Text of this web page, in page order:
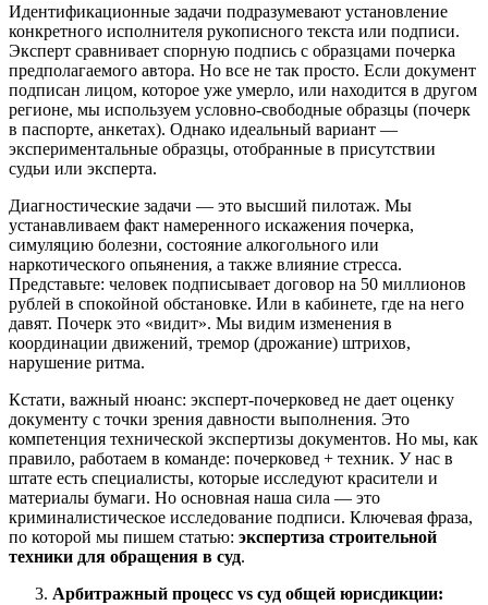
Идентификационные задачи подразумевают установление
конкретного исполнителя рукописного текста или подписи.
Эксперт сравнивает спорную подпись с образцами почерка
предполагаемого автора. Но все не так просто. Если документ
подписан лицом, которое уже умерло, или находится в другом
регионе, мы используем условно-свободные образцы (почерк
в паспорте, анкетах). Однако идеальный вариант —
экспериментальные образцы, отобранные в присутствии
судьи или эксперта.
Диагностические задачи — это высший пилотаж. Мы
устанавливаем факт намеренного искажения почерка,
симуляцию болезни, состояние алкогольного или
наркотического опьянения, а также влияние стресса.
Представьте: человек подписывает договор на 50 миллионов
рублей в спокойной обстановке. Или в кабинете, где на него
давят. Почерк это «видит». Мы видим изменения в
координации движений, тремор (дрожание) штрихов,
нарушение ритма.
Кстати, важный нюанс: эксперт-почерковед не дает оценку
документу с точки зрения давности выполнения. Это
компетенция технической экспертизы документов. Но мы, как
правило, работаем в команде: почерковед + техник. У нас в
штате есть специалисты, которые исследуют красители и
материалы бумаги. Но основная наша сила — это
криминалистическое исследование подписи. Ключевая фраза,
по которой мы пишем статью: экспертиза строительной
техники для обращения в суд.
Арбитражный процесс vs суд общей юрисдикции: